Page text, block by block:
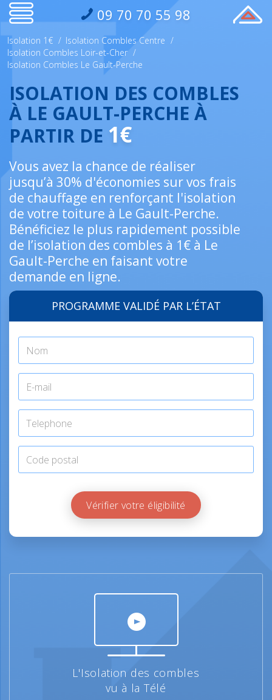
09 70 70 55 98
Isolation 1€ / Isolation Combles Centre /
Isolation Combles Loir-et-Cher /
Isolation Combles Le Gault-Perche
ISOLATION DES COMBLES
À LE GAULT-PERCHE À
PARTIR DE 1€
Vous avez la chance de réaliser
jusqu’à 30% d'économies sur vos frais
de chauffage en renforçant l'isolation
de votre toiture à Le Gault-Perche.
Bénéficiez le plus rapidement possible
de l’isolation des combles à 1€ à Le
Gault-Perche en faisant votre
demande en ligne.
PROGRAMME VALIDÉ PAR L’ÉTAT
Vérifier votre éligibilité
L'Isolation des combles
vu à la Télé